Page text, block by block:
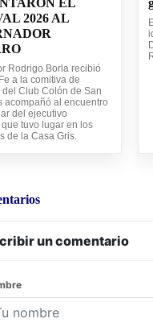
EL
2026 AL
Rodrigo Borla recibió
a la comitiva de
Club Colón de San
acompañó al encuentro
del ejecutivo
tuvo lugar en los
de la Casa Gris.
un comentario